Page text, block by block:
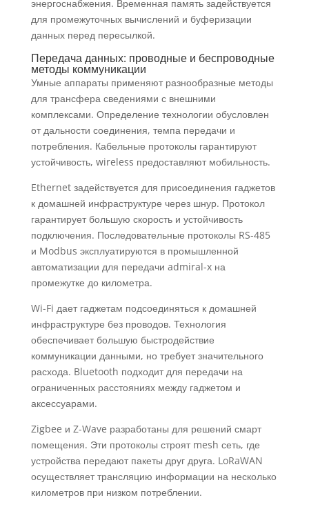
энергоснабжения. Временная память задействуется
для промежуточных вычислений и буферизации
данных перед пересылкой.
Передача данных: проводные и беспроводные
методы коммуникации
Умные аппараты применяют разнообразные методы
для трансфера сведениями с внешними
комплексами. Определение технологии обусловлен
от дальности соединения, темпа передачи и
потребления. Кабельные протоколы гарантируют
устойчивость, wireless предоставляют мобильность.
Ethernet задействуется для присоединения гаджетов
к домашней инфраструктуре через шнур. Протокол
гарантирует большую скорость и устойчивость
подключения. Последовательные протоколы RS-485
и Modbus эксплуатируются в промышленной
автоматизации для передачи admiral-x на
промежутке до километра.
Wi-Fi дает гаджетам подсоединяться к домашней
инфраструктуре без проводов. Технология
обеспечивает большую быстродействие
коммуникации данными, но требует значительного
расхода. Bluetooth подходит для передачи на
ограниченных расстояниях между гаджетом и
аксессуарами.
Zigbee и Z-Wave разработаны для решений смарт
помещения. Эти протоколы строят mesh сеть, где
устройства передают пакеты друг друга. LoRaWAN
осуществляет трансляцию информации на несколько
километров при низком потреблении.